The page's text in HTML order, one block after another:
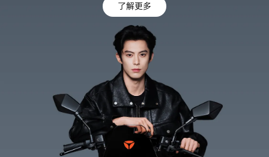
了解更多